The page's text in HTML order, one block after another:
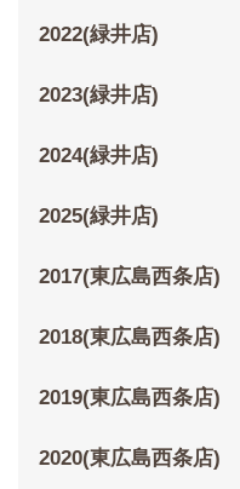
2022(緑井店)
2023(緑井店)
2024(緑井店)
2025(緑井店)
2017(東広島西条店)
2018(東広島西条店)
2019(東広島西条店)
2020(東広島西条店)